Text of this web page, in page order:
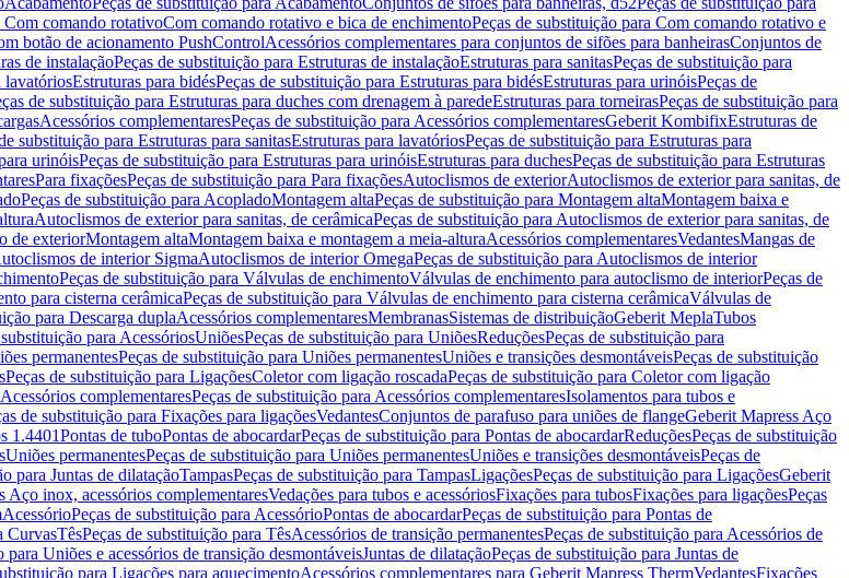
Com comando rotativoCom comando rotativo e bica de enchimentoPeças de substituição para Com comando rotativo e
botão de acionamento PushControlAcessórios complementares para conjuntos de sifões para banheirasConjuntos de
de instalaçãoPeças de substituição para Estruturas de instalaçãoEstruturas para sanitasPeças de substituição para
lavatóriosEstruturas para bidésPeças de substituição para Estruturas para bidésEstruturas para urinóisPeças de
de substituição para Estruturas para duches com drenagem à paredeEstruturas para torneirasPeças de substituição para
Acessórios complementaresPeças de substituição para Acessórios complementaresGeberit KombifixEstruturas de
substituição para Estruturas para sanitasEstruturas para lavatóriosPeças de substituição para Estruturas para
urinóisPeças de substituição para Estruturas para urinóisEstruturas para duchesPeças de substituição para Estruturas
Para fixaçõesPeças de substituição para Para fixaçõesAutoclismos de exteriorAutoclismos de exterior para sanitas, de
Peças de substituição para AcopladoMontagem altaPeças de substituição para Montagem altaMontagem baixa e
Autoclismos de exterior para sanitas, de cerâmicaPeças de substituição para Autoclismos de exterior para sanitas, de
de exteriorMontagem altaMontagem baixa e montagem a meia-alturaAcessórios complementaresVedantesMangas de
de interior SigmaAutoclismos de interior OmegaPeças de substituição para Autoclismos de interior
Peças de substituição para Válvulas de enchimentoVálvulas de enchimento para autoclismo de interiorPeças de
para cisterna cerâmicaPeças de substituição para Válvulas de enchimento para cisterna cerâmicaVálvulas de
para Descarga duplaAcessórios complementaresMembranasSistemas de distribuiçãoGeberit MeplaTubos
para AcessóriosUniõesPeças de substituição para UniõesReduçõesPeças de substituição para
permanentesPeças de substituição para Uniões permanentesUniões e transições desmontáveisPeças de substituição
Peças de substituição para LigaçõesColetor com ligação roscadaPeças de substituição para Coletor com ligação
Acessórios complementaresPeças de substituição para Acessórios complementaresIsolamentos para tubos e
de substituição para Fixações para ligaçõesVedantesConjuntos de parafuso para uniões de flangeGeberit Mapress Aço
1.4401Pontas de tuboPontas de abocardarPeças de substituição para Pontas de abocardarReduçõesPeças de substituição
Uniões permanentesPeças de substituição para Uniões permanentesUniões e transições desmontáveisPeças de
para Juntas de dilataçãoTampasPeças de substituição para TampasLigaçõesPeças de substituição para LigaçõesGeberit
Aço inox, acessórios complementaresVedações para tubos e acessóriosFixações para tubosFixações para ligaçõesPeças
AcessórioPeças de substituição para AcessórioPontas de abocardarPeças de substituição para Pontas de
CurvasTêsPeças de substituição para TêsAcessórios de transição permanentesPeças de substituição para Acessórios de
para Uniões e acessórios de transição desmontáveisJuntas de dilataçãoPeças de substituição para Juntas de
para Ligações para aquecimentoAcessórios complementares para Geberit Mapress ThermVedantesFixações